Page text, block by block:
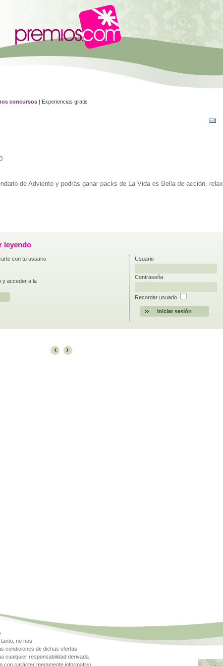
concursos | Experiencias gratis
de Adviento y podrás ganar packs de La Vida es Bella de acción, relax
leyendo
con tu usuario
Usuario
Contraseña
Recordar usuario
y acceder a la
‹ ›
no nos
condiciones de dichas ofertas
cualquier responsabilidad derivada
carácter meramente informativo.